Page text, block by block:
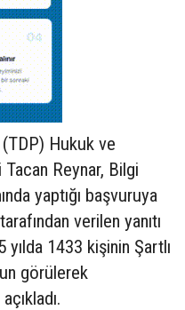
Hukuk ve
Reynar, Bilgi
yaptığı başvuruya
verilen yanıtı
1433 kişinin Şartlı
görülerek